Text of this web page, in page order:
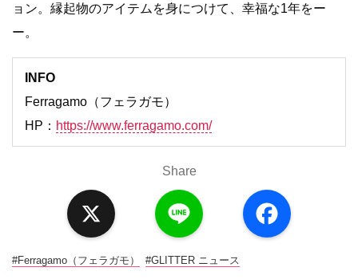
ョン。縁起物のアイテムを身につけて、幸福な1年をー
ー。
INFO
Ferragamo（フェラガモ）
HP： https://www.ferragamo.com/
Share
a
c
#Ferragamo（フェラガモ） #GLITTER ニュース